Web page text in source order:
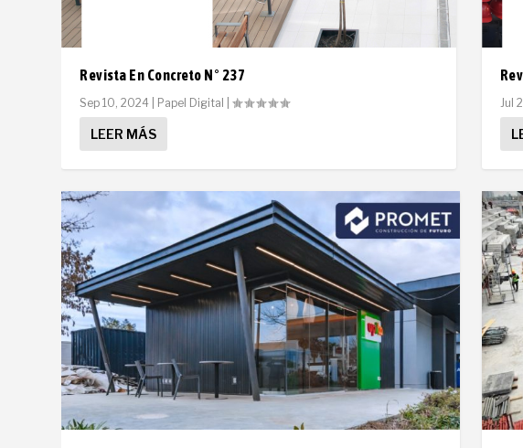
Revista En Concreto N° 237
Sep 10, 2024 Papel Digital |
LEER MÁS
Jul